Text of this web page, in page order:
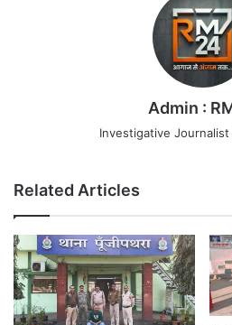
Admin :
Investigative Journalist
Related Articles